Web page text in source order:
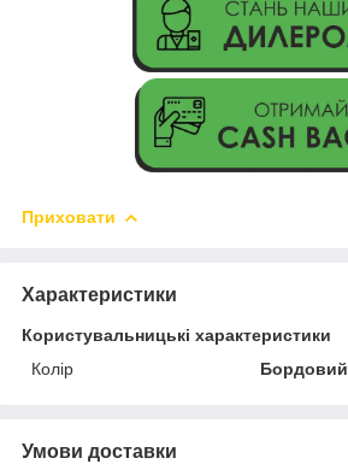
Приховати
Характеристики
Користувальницькі характеристики
Колір
Бордовий
Умови доставки